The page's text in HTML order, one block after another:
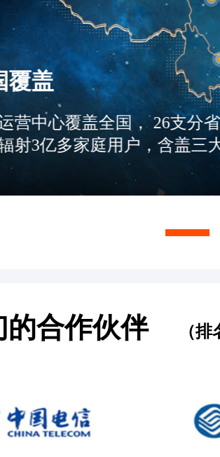
覆盖
营中心覆盖全国， 26支分
射3亿多家庭用户，含盖三
的合作伙伴 （